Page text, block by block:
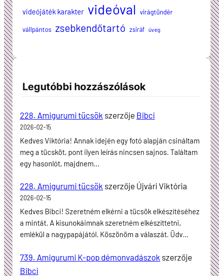
videójáték karakter videóval virágtündér
vállpántos zsebkendőtartó zsiráf üveg
Legutóbbi hozzászólások
228. Amigurumi tücsök szerzője Bibci
2026-02-15
Kedves Viktória! Annak idején egy fotó alapján csináltam
meg a tücsköt, pont ilyen leírás nincsen sajnos. Találtam
egy hasonlót, majdnem…
228. Amigurumi tücsök szerzője Újvári Viktória
2026-02-15
Kedves Bibci! Szeretném elkérni a tücsök elkészítéséhez
a mintát. A kisunokáimnak szeretném elkészíttetni,
emlékül a nagypapájától. Köszönöm a válaszát. Üdv…
739. Amigurumi K-pop démonvadászok szerzője
Bibci